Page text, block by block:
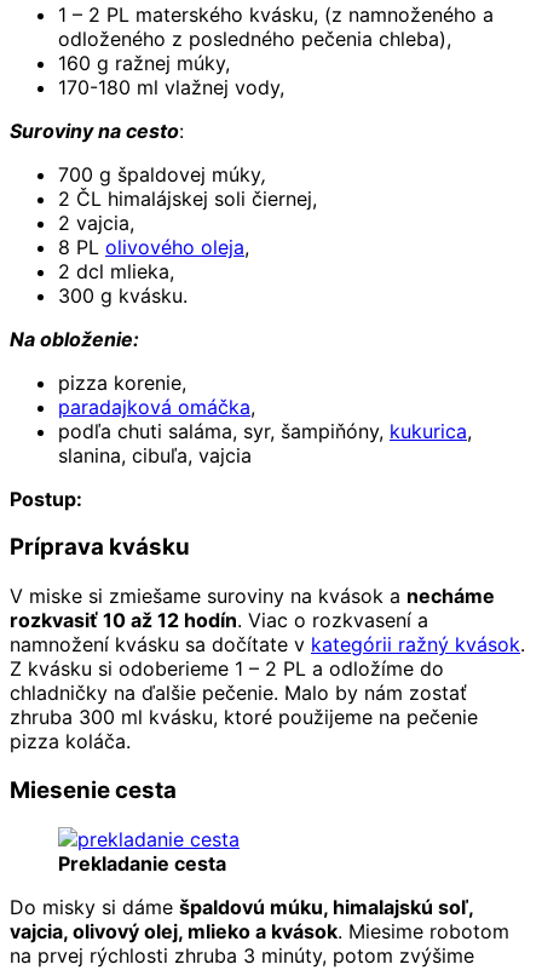
1 – 2 PL materského kvásku, (z namnoženého a
odloženého z posledného pečenia chleba),
160 g ražnej múky,
170-180 ml vlažnej vody,
Suroviny na cesto:
700 g špaldovej múky,
2 ČL himalájskej soli čiernej,
2 vajcia,
8 PL olivového oleja,
2 dcl mlieka,
300 g kvásku.
Na obloženie:
pizza korenie,
paradajková omáčka,
podľa chuti saláma, syr, šampiňóny, kukurica,
slanina, cibuľa, vajcia
Postup:
Príprava kvásku
V miske si zmiešame suroviny na kvások a necháme
rozkvasiť 10 až 12 hodín. Viac o rozkvasení a
namnožení kvásku sa dočítate v kategórii ražný kvások.
Z kvásku si odoberieme 1 – 2 PL a odložíme do
chladničky na ďalšie pečenie. Malo by nám zostať
zhruba 300 ml kvásku, ktoré použijeme na pečenie
pizza koláča.
Miesenie cesta
Prekladanie cesta
Do misky si dáme špaldovú múku, himalajskú soľ,
vajcia, olivový olej, mlieko a kvások. Miesime robotom
na prvej rýchlosti zhruba 3 minúty, potom zvýšime